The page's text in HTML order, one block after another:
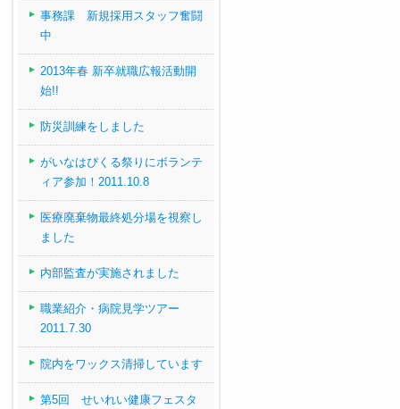
事務課 新規採用スタッフ奮闘
中
2013年春 新卒就職広報活動開
始!!
防災訓練をしました
がいなはぴくる祭りにボランテ
ィア参加！2011.10.8
医療廃棄物最終処分場を視察し
ました
内部監査が実施されました
職業紹介・病院見学ツアー
2011.7.30
院内をワックス清掃しています
第5回 せいれい健康フェスタ